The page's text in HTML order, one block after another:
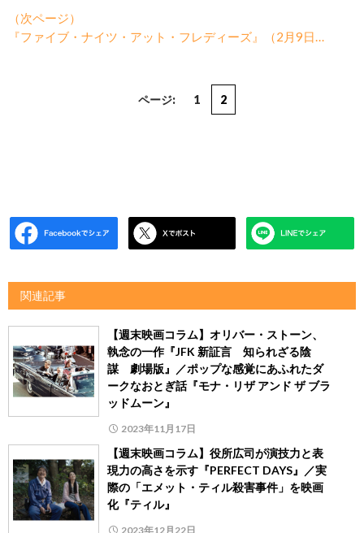
（次ページ）
『ファイブ・ナイツ・アット・フレディーズ』（2月9日…
ページ: 1 2
関連記事
【週末映画コラム】オリバー・ストーン、
執念の一作『JFK 新証言 知られざる陰
謀 劇場版』／ポップな感覚にあふれたダ
ークなおとぎ話『モナ・リザ アンド ザ ブラ
ッドムーン』
2023年11月17日
【週末映画コラム】役所広司が演技力と表
現力の高さを示す『PERFECT DAYS』／実
際の「エメット・ティル殺害事件」を映画
化『ティル』
2023年12月22日